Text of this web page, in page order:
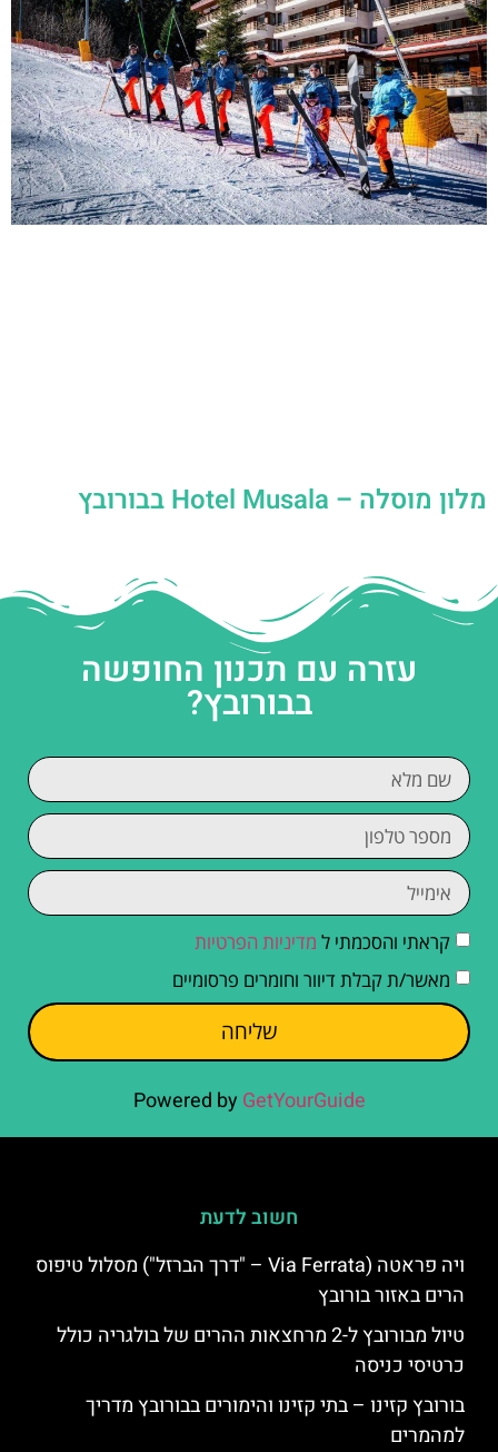
מלון מוסלה – Hotel Musala בבורובץ
עזרה עם תכנון החופשה
בבורובץ?
קראתי והסכמתי ל מדיניות הפרטיות
מאשר/ת קבלת דיוור וחומרים פרסומיים
שליחה
Powered by GetYourGuide
חשוב לדעת
ויה פראטה (Via Ferrata – "דרך הברזל") מסלול טיפוס
הרים באזור בורובץ
טיול מבורובץ ל-2 מרחצאות ההרים של בולגריה כולל
כרטיסי כניסה
בורובץ קזינו – בתי קזינו והימורים בבורובץ מדריך
למהמרים